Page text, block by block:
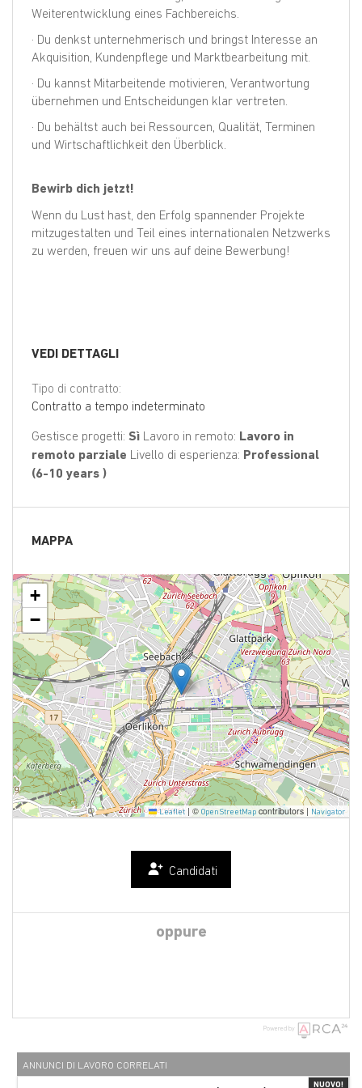
Weiterentwicklung eines Fachbereichs.
· Du denkst unternehmerisch und bringst Interesse an
Akquisition, Kundenpflege und Marktbearbeitung mit.
· Du kannst Mitarbeitende motivieren, Verantwortung
übernehmen und Entscheidungen klar vertreten.
· Du behältst auch bei Ressourcen, Qualität, Terminen
und Wirtschaftlichkeit den Überblick.
Bewirb dich jetzt!
Wenn du Lust hast, den Erfolg spannender Projekte
mitzugestalten und Teil eines internationalen Netzwerks
zu werden, freuen wir uns auf deine Bewerbung!
VEDI DETTAGLI
Tipo di contratto:
Contratto a tempo indeterminato
Gestisce progetti: Sì Lavoro in remoto: Lavoro in
remoto parziale Livello di esperienza: Professional
(6-10 years )
MAPPA
+
−
Leaflet | © OpenStreetMap contributors | Navigator
Candidati
oppure
Powered by
ANNUNCI DI LAVORO CORRELATI
NUOVO!